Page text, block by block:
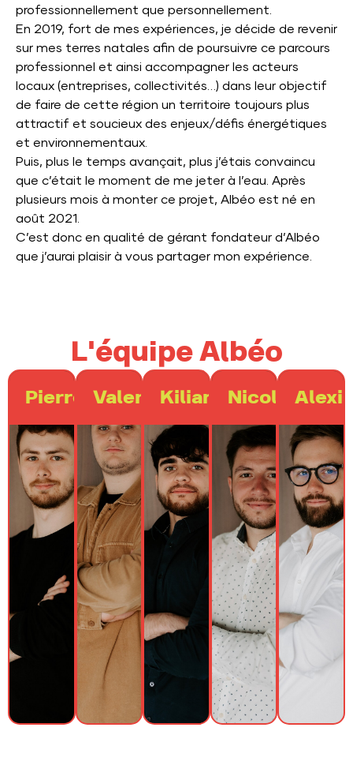
professionnellement que personnellement.
En 2019, fort de mes expériences, je décide de revenir
sur mes terres natales afin de poursuivre ce parcours
professionnel et ainsi accompagner les acteurs
locaux (entreprises, collectivités…) dans leur objectif
de faire de cette région un territoire toujours plus
attractif et soucieux des enjeux/défis énergétiques
et environnementaux.
Puis, plus le temps avançait, plus j’étais convaincu
que c’était le moment de me jeter à l’eau. Après
plusieurs mois à monter ce projet, Albéo est né en
août 2021.
C’est donc en qualité de gérant fondateur d’Albéo
que j’aurai plaisir à vous partager mon expérience.
L'équipe Albéo
Pierre ValentinKilian NicolasAlexis